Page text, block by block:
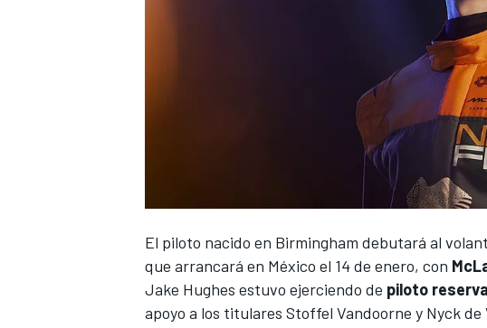
El piloto nacido en Birmingham debutará al
que arrancará en México el 14 de enero, con
Jake Hughes estuvo ejerciendo de piloto reserva
apoyo a los titulares Stoffel Vandoorne y Nyck de